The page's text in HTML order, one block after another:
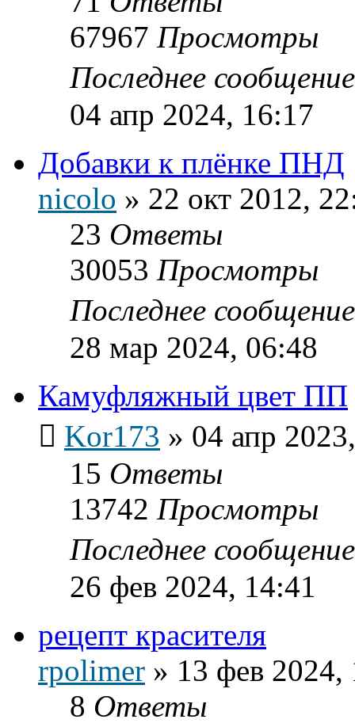
67967 Просмотры
Последнее
04 апр 2024, 16:17
Добавки к плёнке ПНД
nicolo » 22 окт 2012,
23 Ответы
30053 Просмотры
Последнее
28 мар 2024, 06:48
Камуфляжный цвет ПП
Kor173 » 04 апр
15 Ответы
13742 Просмотры
Последнее
26 фев 2024, 14:41
рецепт красителя
rpolimer » 13 фев 2024,
8 Ответы